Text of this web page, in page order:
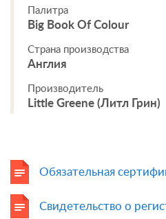
Палитра
Big Book Of Colour
Страна производства
Англия
Производитель
Little Greene (Литл Грин)
Обязательная
Свидетельство о